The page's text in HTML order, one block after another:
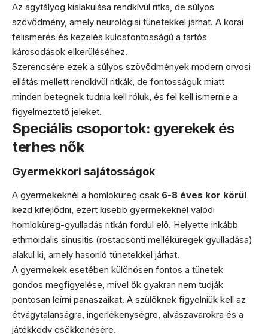
Az agytályog kialakulása rendkívül ritka, de súlyos
szövődmény, amely neurológiai tünetekkel járhat. A korai
felismerés és kezelés kulcsfontosságú a tartós
károsodások elkerüléséhez.
Szerencsére ezek a súlyos szövődmények modern orvosi
ellátás mellett rendkívül ritkák, de fontosságuk miatt
minden betegnek tudnia kell róluk, és fel kell ismernie a
figyelmeztető jeleket.
Speciális csoportok: gyerekek és
terhes nők
Gyermekkori sajátosságok
A gyermekeknél a homloküreg csak 6-8 éves kor körül
kezd kifejlődni, ezért kisebb gyermekeknél valódi
homloküreg-gyulladás ritkán fordul elő. Helyette inkább
ethmoidalis sinusitis (rostacsonti melléküregek gyulladása)
alakul ki, amely hasonló tünetekkel járhat.
A gyermekek esetében különösen fontos a tünetek
gondos megfigyelése, mivel ők gyakran nem tudják
pontosan leírni panaszaikat. A szülőknek figyelniük kell az
étvágytalanságra, ingerlékenységre, alvászavarokra és a
játékkedv csökkenésére.